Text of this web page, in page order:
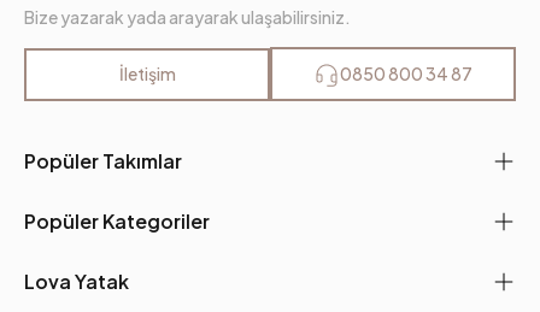
Popüler Takımlar
Popüler Kategoriler
Lova Yatak
Bize yazarak yada arayarak ulaşabilirsiniz.
İletişim 0850 800 34 87